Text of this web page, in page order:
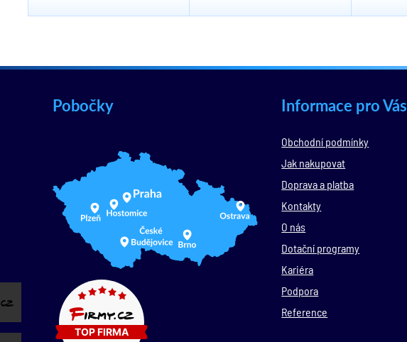
Pobočky Informace pro Vás
Obchodní podmínky
Jak nakupovat
Doprava a platba
Kontakty
O nás
Dotační programy
Kariéra
Podpora
Reference